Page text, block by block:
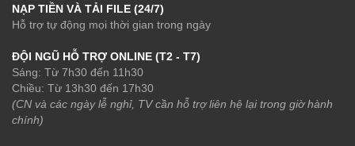
NẠP TIỀN VÀ TẢI FILE (24/7)
Hỗ trợ tự động mọi thời gian trong ngày
ĐỘI NGŨ HỖ TRỢ ONLINE (T2 - T7)
Sáng: Từ 7h30 đến 11h30
Chiều: Từ 13h30 đến 17h30
(CN và các ngày lễ nghỉ, TV cần hỗ trợ liên hệ lại trong giờ hành
chính)